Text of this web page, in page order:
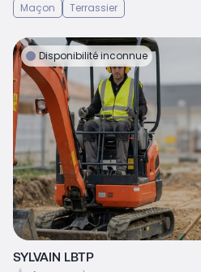
Maçon
Terrassier
Disponibilité inconnue
SYLVAIN LBTP